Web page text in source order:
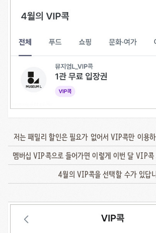
저는 패밀리 할인은 필요가 없어서 VIP콕만 이용
멤버십 VIP콕으로 들어가면 이렇게 이번 달 VIP
4월의 VIP콕을 선택할 수가 있답